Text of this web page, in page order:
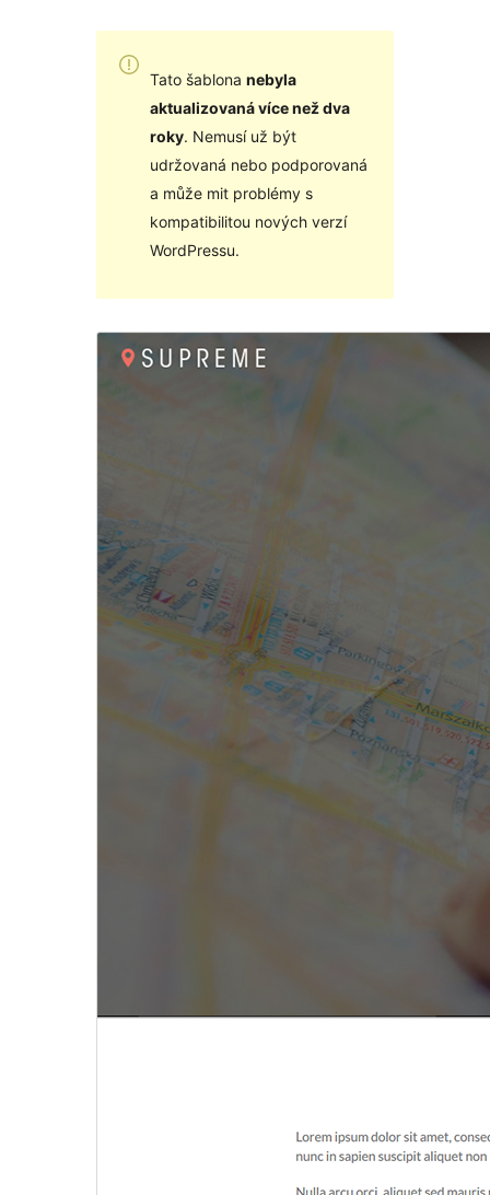
Tato šablona nebyla
aktualizovaná více než dva
roky. Nemusí už být
udržovaná nebo podporovaná
a může mit problémy s
kompatibilitou nových verzí
WordPressu.